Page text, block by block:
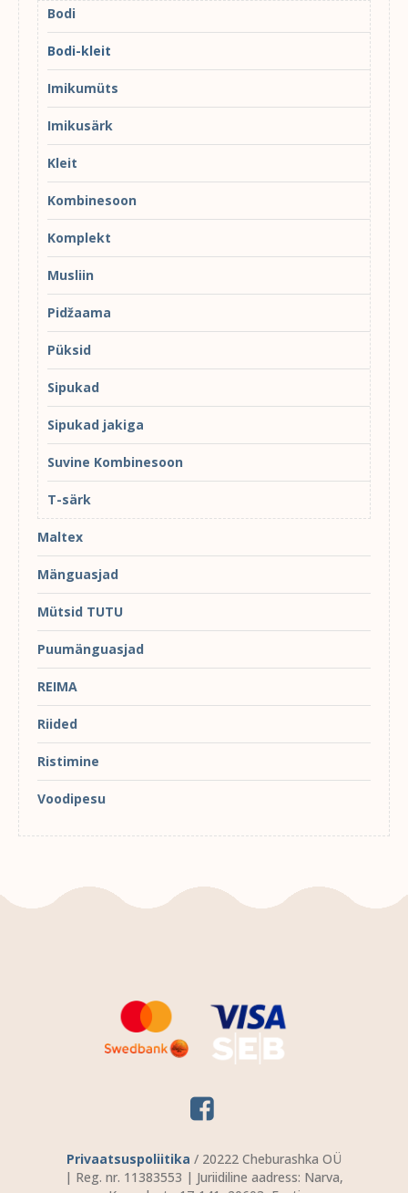
Bodi
Bodi-kleit
Imikumüts
Imikusärk
Kleit
Kombinesoon
Komplekt
Musliin
Pidžaama
Püksid
Sipukad
Sipukad jakiga
Suvine Kombinesoon
T-särk
Maltex
Mänguasjad
Mütsid TUTU
Puumänguasjad
REIMA
Riided
Ristimine
Voodipesu
Privaatsuspoliitika / 20222 Cheburashka OÜ
| Reg. nr. 11383553 | Juriidiline aadress: Narva,